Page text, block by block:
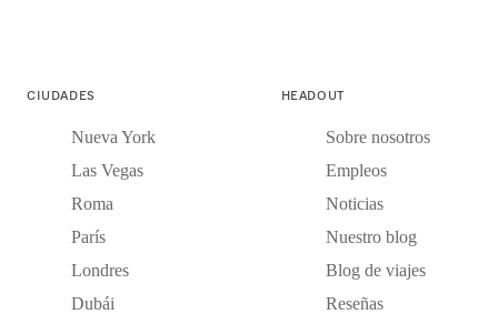
CIUDADES
Nueva York
Las Vegas
Roma
París
Londres
Dubái
HEADOUT
Sobre nosotros
Empleos
Noticias
Nuestro blog
Blog de viajes
Reseñas